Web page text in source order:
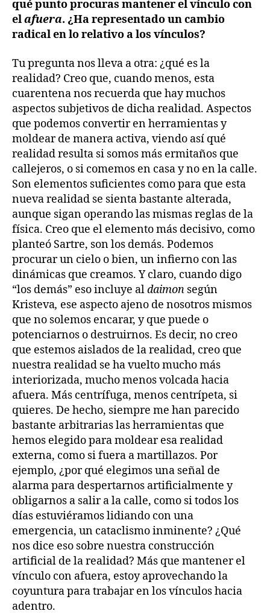
qué punto procuras mantener el vínculo con
elafuera. ¿Ha representado un cambio
radical en lo relativo a los vínculos?
Tu pregunta nos lleva a otra: ¿qué es la
realidad? Creo que, cuando menos, esta
cuarentena nos recuerda que hay muchos
aspectos subjetivos de dicha realidad. Aspectos
que podemos convertir en herramientas y
moldear de manera activa, viendo así qué
realidad resulta si somos más ermitaños que
callejeros, o si comemos en casa y no en la calle.
Son elementos suficientes como para que esta
nueva realidad se sienta bastante alterada,
aunque sigan operando las mismas reglas de la
física. Creo que el elemento más decisivo, como
planteó Sartre, son los demás. Podemos
procurar un cielo o bien, un infierno con las
dinámicas que creamos. Y claro, cuando digo
“los demás” eso incluye aldaimon según
Kristeva, ese aspecto ajeno de nosotros mismos
que no solemos encarar, y que puede o
potenciarnos o destruirnos. Es decir, no creo
que estemos aislados de la realidad, creo que
nuestra realidad se ha vuelto mucho más
interiorizada, mucho menos volcada hacia
afuera. Más centrífuga, menos centrípeta, si
quieres. De hecho, siempre me han parecido
bastante arbitrarias las herramientas que
hemos elegido para moldear esa realidad
externa, como si fuera a martillazos. Por
ejemplo, ¿por qué elegimos una señal de
alarma para despertarnos artificialmente y
obligarnos a salir a la calle, como si todos los
días estuviéramos lidiando con una
emergencia, un cataclismo inminente? ¿Qué
nos dice eso sobre nuestra construcción
artificial de la realidad? Más que mantener el
vínculo con afuera, estoy aprovechando la
coyuntura para trabajar en los vínculos hacia
adentro.